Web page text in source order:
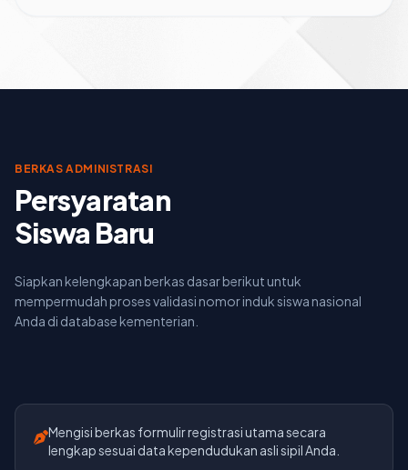
BERKAS ADMINISTRASI
Persyaratan
Siswa Baru
Siapkan kelengkapan berkas dasar berikut untuk
mempermudah proses validasi nomor induk siswa nasional
Anda di database kementerian.
Mengisi berkas formulir registrasi utama secara
lengkap sesuai data kependudukan asli sipil Anda.